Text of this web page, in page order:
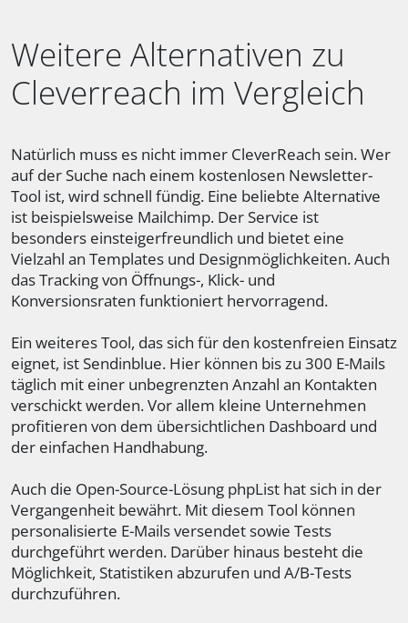
Weitere Alternativen zu
Cleverreach im Vergleich
Natürlich muss es nicht immer CleverReach sein. Wer
auf der Suche nach einem kostenlosen Newsletter-
Tool ist, wird schnell fündig. Eine beliebte Alternative
ist beispielsweise Mailchimp. Der Service ist
besonders einsteigerfreundlich und bietet eine
Vielzahl an Templates und Designmöglichkeiten. Auch
das Tracking von Öffnungs-, Klick- und
Konversionsraten funktioniert hervorragend.
Ein weiteres Tool, das sich für den kostenfreien Einsatz
eignet, ist Sendinblue. Hier können bis zu 300 E-Mails
täglich mit einer unbegrenzten Anzahl an Kontakten
verschickt werden. Vor allem kleine Unternehmen
profitieren von dem übersichtlichen Dashboard und
der einfachen Handhabung.
Auch die Open-Source-Lösung phpList hat sich in der
Vergangenheit bewährt. Mit diesem Tool können
personalisierte E-Mails versendet sowie Tests
durchgeführt werden. Darüber hinaus besteht die
Möglichkeit, Statistiken abzurufen und A/B-Tests
durchzuführen.